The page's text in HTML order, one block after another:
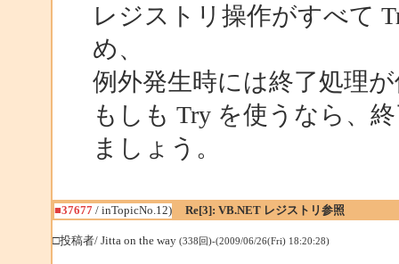
レジストリ操作がすべて
め、
例外発生時には終了処理
もしも Try を使うなら、
ましょう。
■37677/ inTopicNo.12) Re[3]: VB.NET レジストリ参照
□投稿者/ Jitta on the way (338回)-(2009/06/26(Fri) 18:20:28)